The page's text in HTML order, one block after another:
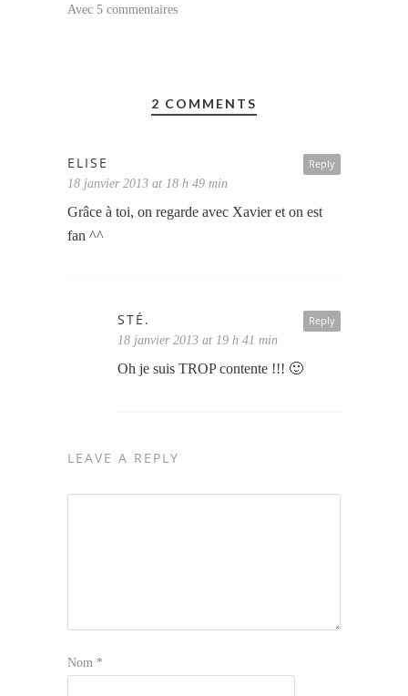
Avec 5 commentaires
2 COMMENTS
Reply
ELISE
18 janvier 2013 at 18 h 49 min
Grâce à toi, on regarde avec Xavier et on est
fan ^^
Reply
STÉ.
18 janvier 2013 at 19 h 41 min
Oh je suis TROP contente !!! 🙂
LEAVE A REPLY
Nom *